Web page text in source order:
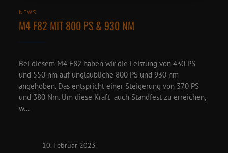
NEWS
M4 F82 MIT 800 PS & 930 NM
Bei diesem M4 F82 haben wir die Leistung von 430 PS
und 550 nm auf unglaubliche 800 PS und 930 nm
angehoben. Das entspricht einer Steigerung von 370 PS
und 380 Nm. Um diese Kraft auch Standfest zu erreichen,
w...
10. Februar 2023